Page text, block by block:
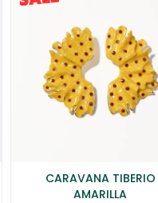
CARAVANA TIBERIO
AMARILLA